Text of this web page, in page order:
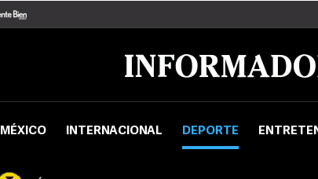
MÉXICO INTERNACIONAL DEPORTE